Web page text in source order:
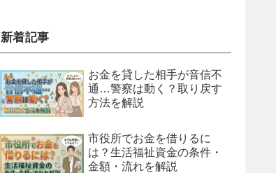
新着記事
お金を貸した相手が音信不
通…警察は動く？取り戻す
方法を解説
市役所でお金を借りるに
は？生活福祉資金の条件・
金額・流れを解説